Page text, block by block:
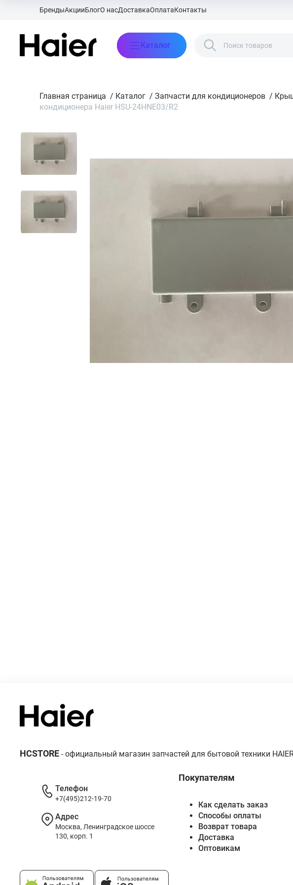
БрендыАкцииБлогО насДоставкаОплатаКонтакты
Каталог
Главная страница / Каталог / Запчасти для кондиционеров /
кондиционера Haier HSU-24HNE03/R2
HCSTORE - официальный магазин запчастей для бытовой техники
Покупателям
Как сделать заказ
Способы оплаты
Возврат товара
Доставка
Оптовикам
Телефон
+7(495)212-19-70
Адрес
Москва, Ленинградское шоссе
130, корп. 1